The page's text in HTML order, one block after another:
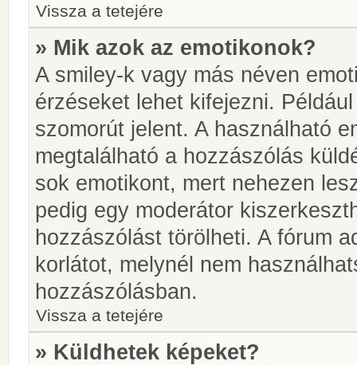
Vissza a tetejére
» Mik azok az emotikonok?
A smiley-k vagy más néven
érzéseket lehet kifejezni.
szomorút jelent. A használható
megtalálható a hozzászólás
sok emotikont, mert nehezen
pedig egy moderátor
hozzászólást törölheti. A fórum
korlátot, melynél nem
hozzászólásban.
Vissza a tetejére
» Küldhetek képeket?